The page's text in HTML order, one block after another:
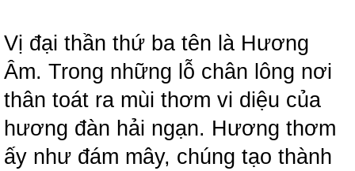
Vị đại thần thứ ba tên là Hương
Âm. Trong những lỗ chân lông nơi
thân toát ra mùi thơm vi diệu của
hương đàn hải ngạn. Hương thơm
ấy như đám mây, chúng tạo thành